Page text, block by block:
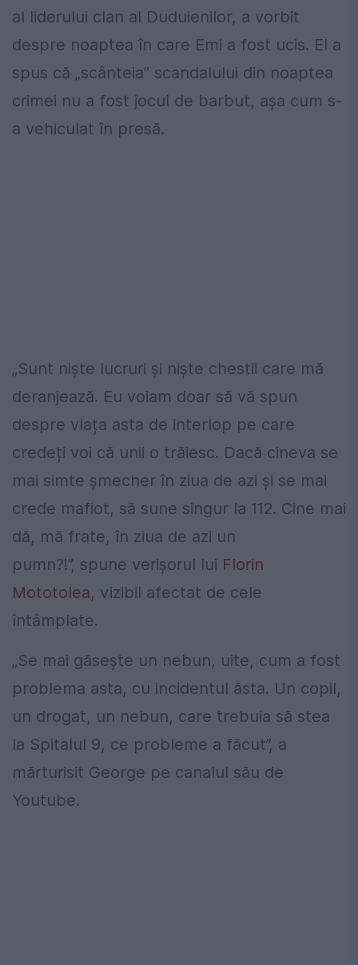
al liderului clan al Duduienilor, a vorbit
despre noaptea în care Emi a fost ucis. El a
spus că „scânteia” scandalului din noaptea
crimei nu a fost jocul de barbut, așa cum s-
a vehiculat în presă.
„Sunt niște lucruri și niște chestii care mă
deranjează. Eu voiam doar să vă spun
despre viața asta de interlop pe care
credeți voi că unii o trăiesc. Dacă cineva se
mai simte șmecher în ziua de azi și se mai
crede mafiot, să sune singur la 112. Cine mai
dă, mă frate, în ziua de azi un
pumn?!”, spune verișorul lui Florin
Mototolea, vizibil afectat de cele
întâmplate.
„Se mai găsește un nebun, uite, cum a fost
problema asta, cu incidentul ăsta. Un copil,
un drogat, un nebun, care trebuia să stea
la Spitalul 9, ce probleme a făcut”, a
mărturisit George pe canalul său de
Youtube.